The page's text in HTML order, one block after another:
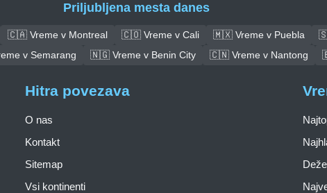
Priljubljena mesta danes
🇨🇦 Vreme v Montreal 🇨🇴 Vreme v Cali 🇲🇽 Vreme v Puebla
v Semarang 🇳🇬 Vreme v Benin City 🇨🇳 Vreme v Nantong
Hitra povezava
O nas
Kontakt
Sitemap
Vsi kontinenti